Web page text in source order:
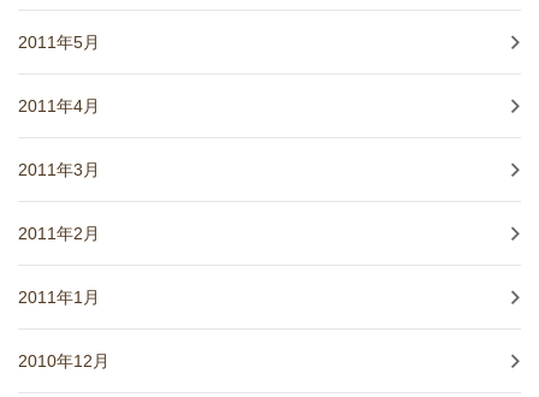
2011年5月
2011年4月
2011年3月
2011年2月
2011年1月
2010年12月